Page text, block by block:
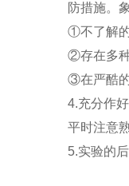
防措施。
①不了解
②存在多
③在严酷
4.充分作
平时注意
5.实验的